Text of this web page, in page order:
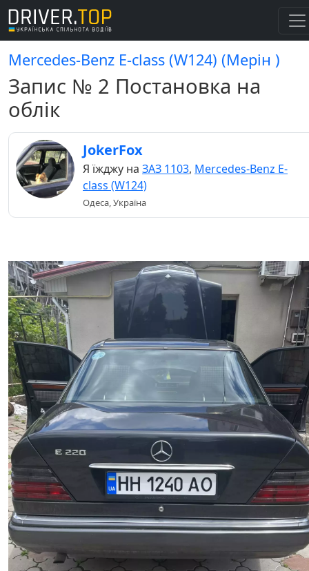
Mercedes-Benz E-class (W124) (Мерін )
Запис № 2 Постановка на
облік
JokerFox
Я їжджу на ЗАЗ 1103, Mercedes-Benz E-
class (W124)
Одеса, Україна